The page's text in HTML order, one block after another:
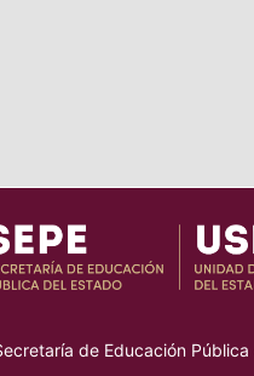
de Educación Pública